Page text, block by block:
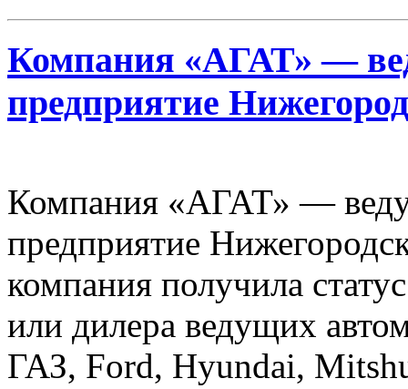
Компания «АГАТ» —
предприятие
Компания «АГАТ» —
предприятие
компания получила
или дилера ведущих
ГАЗ, Ford, Hyundai,